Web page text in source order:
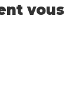
vous